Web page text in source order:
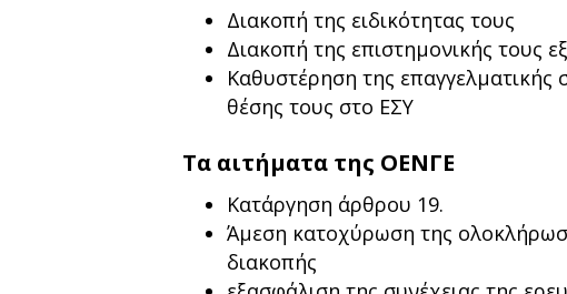
Διακοπή της ειδικότητας τους
Διακοπή της επιστημονικής τους
Καθυστέρηση της επαγγελματικής
θέσης τους στο ΕΣΥ
Τα αιτήματα της ΟΕΝΓΕ
Κατάργηση άρθρου 19.
Άμεση κατοχύρωση της
διακοπής